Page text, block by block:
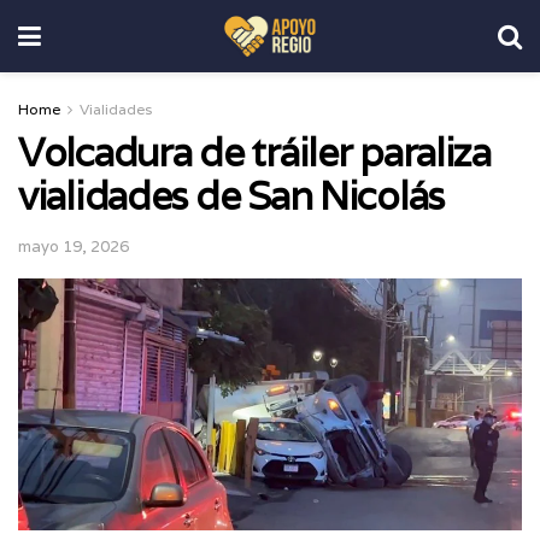
Home Vialidades
Volcadura de tráiler paraliza
vialidades de San Nicolás
mayo 19, 2026